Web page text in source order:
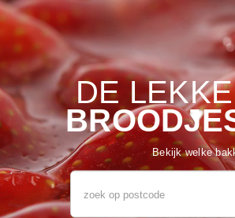
DE
Bekijk welke